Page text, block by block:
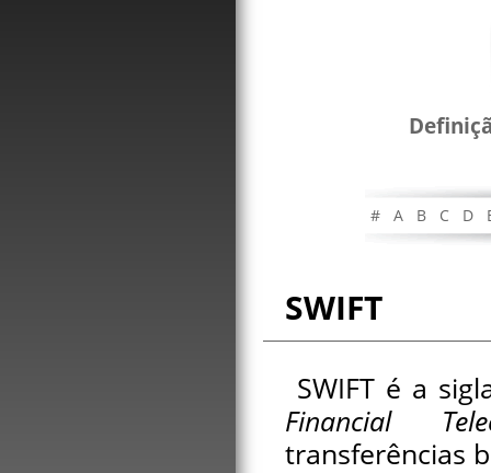
# A B C D
SWIFT
SWIFT é a
Financial
transferências